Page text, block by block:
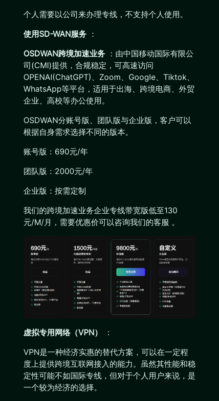
个人需要以公司来办理专线，不支持个人使用。
使用SD-WAN服务 ：
OSDWAN跨境加速业务 ：由中国移动国际有限公
司(CMI)提供，合规稳定，可高速访问
OPENAI(ChatGPT)、Zoom、Google、Tiktok、
WhatsApp等平台，适用于出海、跨境电商、外贸
企业、高校等办公使用。
OSDWAN分账号版、团队版与企业版，客户可以
根据自身需求选择不同的版本。
账号版：690元/年
团队版：2000元/年
企业版：按需定制
我们的跨境加速业务企业专线带宽版低至130
元/M/月，需要优惠价可以咨询我们的客服 。
虚拟专用网络（VPN）
：
VPN是一种经济实惠的替代方案，可以在一定程
度上提供跨境互联网接入的能力。虽然其性能和稳
定性可能不如国际专线，但对于个人用户来说，是
一个较为经济的选择。